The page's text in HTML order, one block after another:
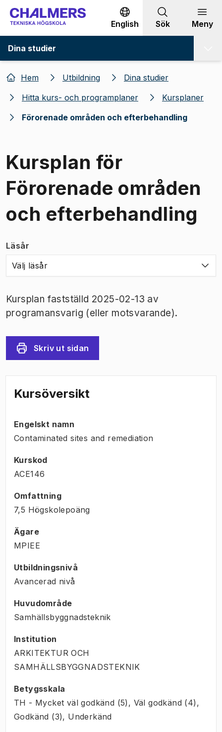
Gå till innehållet
English Sök Meny
Dina studier
Hem Utbildning
Dina studier
Hitta kurs- och programplaner
Kursplaner
Förorenade områden och efterbehandling
Kursplan för
Förorenade områden
och efterbehandling
Läsår
Välj läsår
Kursplan fastställd 2025-02-13 av
programansvarig (eller motsvarande).
Skriv ut sidan
Kursöversikt
Engelskt namn
Contaminated sites and remediation
Kurskod
ACE146
Omfattning
7,5 Högskolepoäng
Ägare
MPIEE
Utbildningsnivå
Avancerad nivå
Huvudområde
Samhällsbyggnadsteknik
Institution
ARKITEKTUR OCH
SAMHÄLLSBYGGNADSTEKNIK
Betygsskala
TH - Mycket väl godkänd (5), Väl godkänd (4),
Godkänd (3), Underkänd